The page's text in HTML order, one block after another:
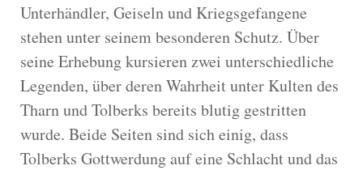
Unterhändler, Geiseln und Kriegsgefangene
stehen unter seinem besonderen Schutz. Über
seine Erhebung kursieren zwei unterschiedliche
Legenden, über deren Wahrheit unter Kulten des
Tharn und Tolberks bereits blutig gestritten
wurde. Beide Seiten sind sich einig, dass
Tolberks Gottwerdung auf eine Schlacht und das